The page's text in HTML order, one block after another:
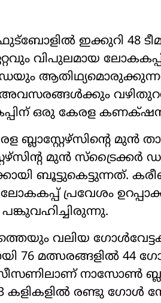
ഇക്കുറി 48
വിപുലമായ
ഒരു കേരള കണക്‌ഷൻ
മുൻ
മുൻ
ബൂട്ടുകെട്ടുന്നത്.
പ്രവേശം
വലിയ
76 മത്സരങ്ങളിൽ
നാസോൺ
കളികളിൽ രണ്ടു ഗോൾ